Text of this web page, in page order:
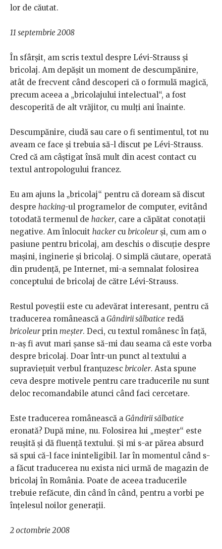
lor de căutat.
11 septembrie 2008
În sfârșit, am scris textul despre Lévi-Strauss și
bricolaj. Am depășit un moment de descumpănire,
atât de frecvent când descoperi că o formulă magică,
precum aceea a „bricolajului intelectual“, a fost
descoperită de alt vrăjitor, cu mulți ani înainte.
Descumpănire, ciudă sau care o fi sentimentul, tot nu
aveam ce face și trebuia să-l discut pe Lévi-Strauss.
Cred că am câștigat însă mult din acest contact cu
textul antropologului francez.
Eu am ajuns la „bricolaj“ pentru că doream să discut
despre hacking-ul programelor de computer, evitând
totodată termenul de hacker, care a căpătat conotații
negative. Am înlocuit hackercu bricoleurși, cum am o
pasiune pentru bricolaj, am deschis o discuție despre
mașini, inginerie și bricolaj. O simplă căutare, operată
din prudență, pe Internet, mi-a semnalat folosirea
conceptului de bricolaj de către Lévi-Strauss.
Restul poveștii este cu adevărat interesant, pentru că
traducerea românească aGândirii sălbatice redă
bricoleurprin meșter. Deci, cu textul românesc în față,
n-aș fi avut mari șanse să-mi dau seama că este vorba
despre bricolaj. Doar într-un punct al textului a
supraviețuit verbul franțuzesc bricoler. Asta spune
ceva despre motivele pentru care traducerile nu sunt
deloc recomandabile atunci când faci cercetare.
Este traducerea românească a Gândirii sălbatice
eronată? După mine, nu. Folosirea lui „meșter“ este
reușită și dă fluență textului. Și mi s-ar părea absurd
să spui că-l face ininteligibil. Iar în momentul când s-
a făcut traducerea nu exista nici urmă de magazin de
bricolaj în România. Poate de aceea traducerile
trebuie refăcute, din când în când, pentru a vorbi pe
înțelesul noilor generații.
2 octombrie 2008